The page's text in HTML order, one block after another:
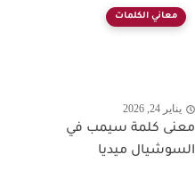
معاني الكلمات
يناير 24, 2026
معنى كلمة سيمب في
السوشيال ميديا